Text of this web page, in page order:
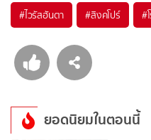
#ไวรัสฮันตา #สิงคโปร์ #
ยอดนิยมในตอนนี้